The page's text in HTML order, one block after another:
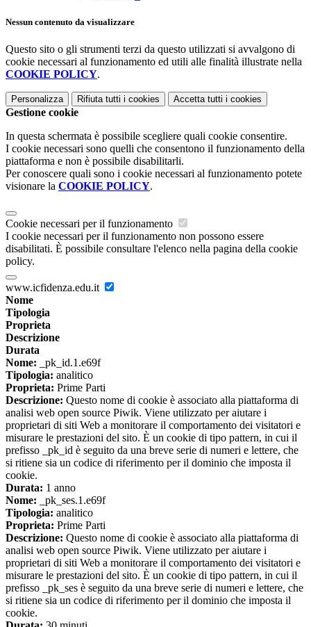
Nessun contenuto da visualizzare
Questo sito o gli strumenti terzi da questo utilizzati si avvalgono di
cookie necessari al funzionamento ed utili alle finalità illustrate nella
COOKIE POLICY.
Personalizza Rifiuta tutti i cookies Accetta tutti i cookies
Gestione cookie
In questa schermata è possibile scegliere quali cookie consentire.
I cookie necessari sono quelli che consentono il funzionamento della
piattaforma e non è possibile disabilitarli.
Per conoscere quali sono i cookie necessari al funzionamento potete
visionare la COOKIE POLICY.
Cookie necessari per il funzionamento
I cookie necessari per il funzionamento non possono essere
disabilitati. È possibile consultare l'elenco nella pagina della cookie
policy.
www.icfidenza.edu.it
Nome
Tipologia
Proprieta
Descrizione
Durata
Nome: _pk_id.1.e69f
Tipologia: analitico
Proprieta: Prime Parti
Descrizione: Questo nome di cookie è associato alla piattaforma di
analisi web open source Piwik. Viene utilizzato per aiutare i
proprietari di siti Web a monitorare il comportamento dei visitatori e
misurare le prestazioni del sito. È un cookie di tipo pattern, in cui il
prefisso _pk_id è seguito da una breve serie di numeri e lettere, che
si ritiene sia un codice di riferimento per il dominio che imposta il
cookie.
Durata: 1 anno
Nome: _pk_ses.1.e69f
Tipologia: analitico
Proprieta: Prime Parti
Descrizione: Questo nome di cookie è associato alla piattaforma di
analisi web open source Piwik. Viene utilizzato per aiutare i
proprietari di siti Web a monitorare il comportamento dei visitatori e
misurare le prestazioni del sito. È un cookie di tipo pattern, in cui il
prefisso _pk_ses è seguito da una breve serie di numeri e lettere, che
si ritiene sia un codice di riferimento per il dominio che imposta il
cookie.